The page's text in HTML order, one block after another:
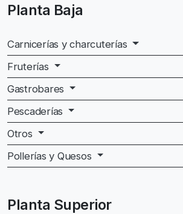
Planta Baja
Carnicerías y charcuterías
Fruterías
Gastrobares
Pescaderías
Otros
Pollerías y Quesos
Planta Superior